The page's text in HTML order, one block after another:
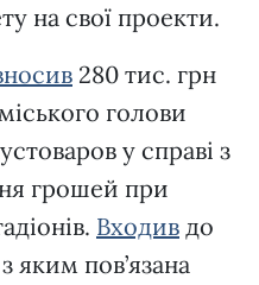
на свої проекти.
280 тис. грн
голови
у справі з
грошей при
Входив до
яким пов’язана